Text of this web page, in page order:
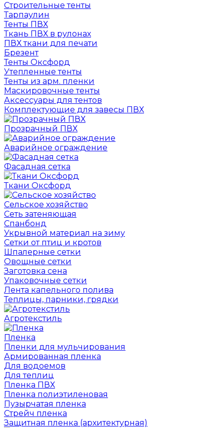
Строительные тенты
Тарпаулин
Тенты ПВХ
Ткань ПВХ в рулонах
ПВХ ткани для печати
Брезент
Тенты Оксфорд
Утепленные тенты
Тенты из арм. пленки
Маскировочные тенты
Аксессуары для тентов
Комплектующие для завесы ПВХ
Прозрачный ПВХ
Аварийное ограждение
Фасадная сетка
Ткани Оксфорд
Сельское хозяйство
Сеть затеняющая
Спанбонд
Укрывной материал на зиму
Сетки от птиц и кротов
Шпалерные сетки
Овощные сетки
Заготовка сена
Упаковочные сетки
Лента капельного полива
Теплицы, парники, грядки
Агротекстиль
Пленка
Пленки для мульчирования
Армированная пленка
Для водоемов
Для теплиц
Пленка ПВХ
Пленка полиэтиленовая
Пузырчатая пленка
Cтрейч пленка
Защитная пленка (архитектурная)